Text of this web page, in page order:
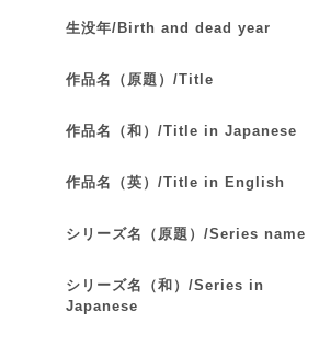
生没年/Birth and dead year
作品名（原題）/Title
作品名（和）/Title in Japanese
作品名（英）/Title in English
シリーズ名（原題）/Series name
シリーズ名（和）/Series in
Japanese